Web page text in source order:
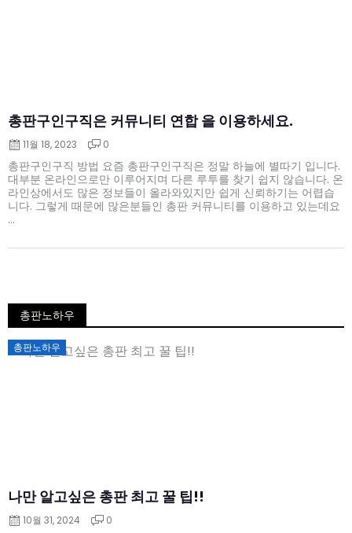
총판구인구직은 커뮤니티 연합 을 이용하세요.
11월 18, 2023 0
총판구인구직 방법 요즘 총판구인구직은 정말 하늘에 별따기 입니다.
대부분 온라인으로만 이루어지며 다른 루투를 찾기 쉽지 않습니다. 온
라인상에서도 많은 정보들이 올라와있지만 쉽게 신뢰하기는 어렵습
니다. 그렇게 때문에 많은분들인 총판 커뮤니티를 이용하고 있는데요
...
총판노하우
총판노하우
나만 알고싶은 총판 최고 꿀 팁!!
Posted
on
10월 31, 2024 0